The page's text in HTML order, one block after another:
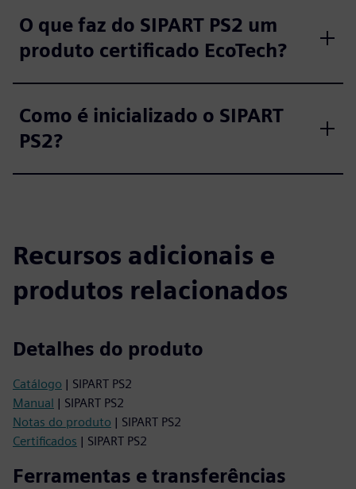
O que faz do SIPART PS2 um
produto certificado EcoTech?
Como é inicializado o SIPART
PS2?
Recursos adicionais e
produtos relacionados
Detalhes do produto
Catálogo | SIPART PS2
Manual | SIPART PS2
Notas do produto | SIPART PS2
Certificados | SIPART PS2
Ferramentas e transferências